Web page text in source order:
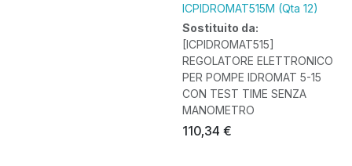
ICPIDROMAT515M (Qta 12)
Sostituito da:
[ICPIDROMAT515]
REGOLATORE ELETTRONICO
PER POMPE IDROMAT 5-15
CON TEST TIME SENZA
MANOMETRO
110,34 €